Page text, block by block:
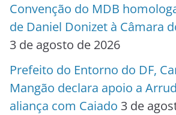
Convenção do MDB
de Daniel Donizet à Câmara
3 de agosto de 2026
Prefeito do Entorno do DF,
Mangão declara apoio a
aliança com Caiado 3 de